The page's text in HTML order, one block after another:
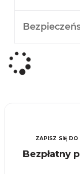
ZAPISZ SIĘ
Bezpłatny